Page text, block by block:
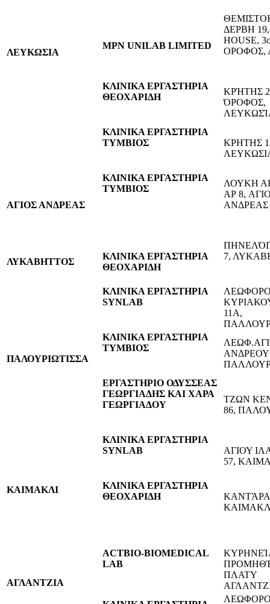
ΛΕΥΚΩΣΙΑ
MPN UNILAB LIMITED
ΔΕΡΒΗ
HOUSE,
ΟΡΟΦΟΣ,
ΚΛΙΝΙΚΑ ΕΡΓΑΣΤΗΡΙΑ
ΘΕΟΧΑΡΙΔΗ
ΚΡΉΤΗΣ
ΌΡΟΦΟΣ,
ΚΛΙΝΙΚΑ ΕΡΓΑΣΤΗΡΙΑ
ΤΥΜΒΙΟΣ
ΚΡΗΤΗΣ
ΑΓΙΟΣ ΑΝΔΡΕΑΣ
ΚΛΙΝΙΚΑ ΕΡΓΑΣΤΗΡΙΑ
ΤΥΜΒΙΟΣ
ΛΟΥΚΗ
ΑΡ 8,
ΑΝΔΡΕΑΣ
ΛΥΚΑΒΗΤΤΟΣ
ΚΛΙΝΙΚΑ ΕΡΓΑΣΤΗΡΙΑ
ΘΕΟΧΑΡΙΔΗ
7,
ΠΑΛΟΥΡΙΩΤΙΣΣΑ
ΚΛΙΝΙΚΑ ΕΡΓΑΣΤΗΡΙΑ
SYNLAB
11Α,
ΚΛΙΝΙΚΑ ΕΡΓΑΣΤΗΡΙΑ
ΤΥΜΒΙΟΣ
ΑΝΔΡΕΟΥ
ΕΡΓΑΣΤΗΡΙΟ ΟΔΥΣΣΕΑΣ
ΓΕΩΡΓΙΑΔΗΣ ΚΑΙ ΧΑΡΑ
ΓΕΩΡΓΙΑΔΟΥ
TZΩΝ
86,
ΚΑΙΜΑΚΛΙ
ΚΛΙΝΙΚΑ ΕΡΓΑΣΤΗΡΙΑ
SYNLAB
ΑΓΙΟΥ
57,
ΚΛΙΝΙΚΑ ΕΡΓΑΣΤΗΡΙΑ
ΘΕΟΧΑΡΙΔΗ
ΑΓΛΑΝΤΖΙΑ
ACTBIO-BIOMEDICAL
LAB
ΠΛΑΤΥ